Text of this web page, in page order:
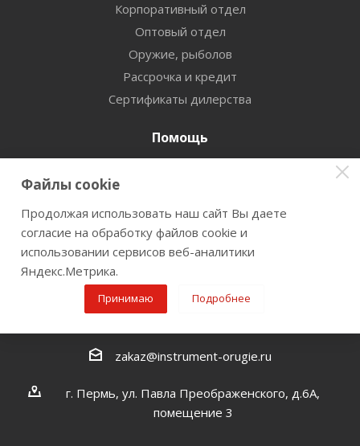
Корпоративный отдел
Оптовый отдел
Оружие, рыболов
Рассрочка и кредит
Сертификаты дилерства
Помощь
Оставайтесь на связи
Наши контакты
zakaz@instrument-orugie.ru
г. Пермь, ул. Павла Преображенского, д.6А,
помещение 3
Файлы cookie
Продолжая использовать наш сайт Вы даете
согласие на обработку файлов cookie и
использовании сервисов веб-аналитики
Яндекс.Метрика.
Принимаю Подробнее